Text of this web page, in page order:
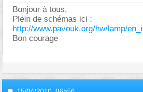
Bonjour à tous,
Plein de schémas ici :
http://www.pavouk.org/hw/lamp/
Bon courage